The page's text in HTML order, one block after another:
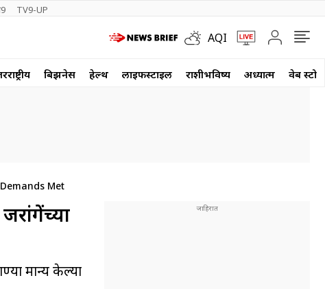
TV9-UP
AQI
बिझनेस हेल्थ लाईफस्टाईल राशीभविष्य अध्यात्म वेब
Met
मान्य केल्या